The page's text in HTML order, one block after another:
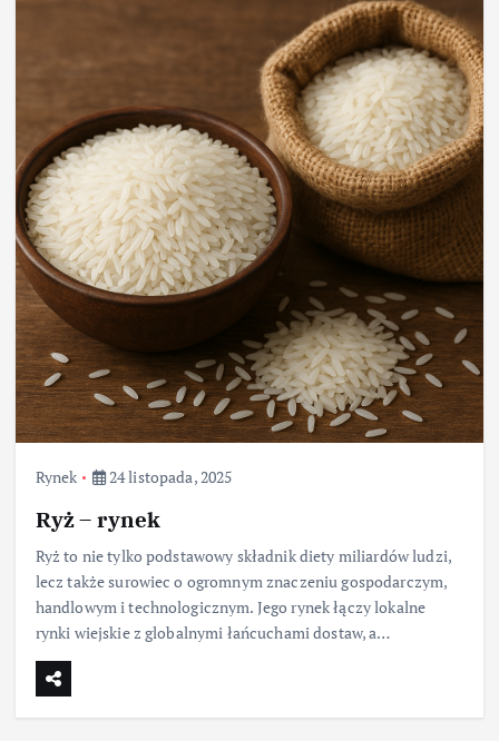
Rynek 24 listopada, 2025
Ryż – rynek
Ryż to nie tylko podstawowy składnik diety miliardów ludzi,
lecz także surowiec o ogromnym znaczeniu gospodarczym,
handlowym i technologicznym. Jego rynek łączy lokalne
rynki wiejskie z globalnymi łańcuchami dostaw, a…